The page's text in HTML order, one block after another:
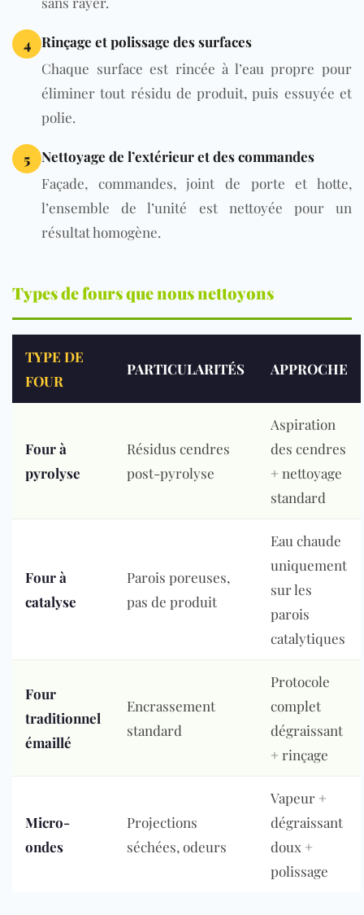
4
Rinçage et polissage des surfaces
Chaque surface est rincée à l’eau propre pour
éliminer tout résidu de produit, puis essuyée et
polie.
5
Nettoyage de l’extérieur et des commandes
Façade, commandes, joint de porte et hotte,
l’ensemble de l’unité est nettoyée pour un
résultat homogène.
Types de fours que nous nettoyons
TYPE DE
FOUR
PARTICULARITÉS APPROCHE
Four à
pyrolyse
Résidus cendres
post-pyrolyse
Aspiration
des cendres
+ nettoyage
standard
Four à
catalyse
Parois poreuses,
pas de produit
Eau chaude
uniquement
sur les
parois
catalytiques
Four
traditionnel
émaillé
Encrassement
standard
Protocole
complet
dégraissant
+ rinçage
Micro-
ondes
Projections
séchées, odeurs
Vapeur +
dégraissant
doux +
polissage